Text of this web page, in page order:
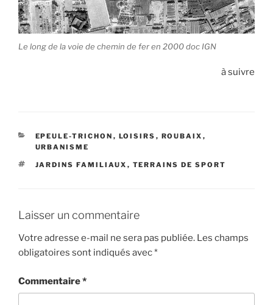
Le long de la voie de chemin de fer en 2000 doc IGN
à suivre
CATÉGORIES
EPEULE-TRICHON , LOISIRS , ROUBAIX ,
URBANISME
ÉTIQUETTES
JARDINS FAMILIAUX , TERRAINS DE SPORT
Laisser un commentaire
Votre adresse e-mail ne sera pas publiée. Les champs
obligatoires sont indiqués avec*
Commentaire*